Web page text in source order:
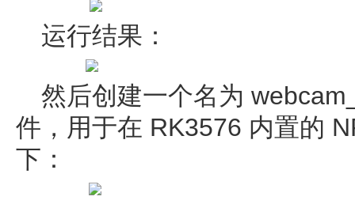
运行结果：
然后创建一个名为
件，用于在 RK3576 内置的
下：